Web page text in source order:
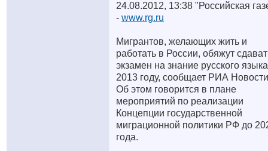
24.08.2012, 13:38 "Российская
- www.rg.ru
Мигрантов, желающих жить и
работать в России, обяжут
экзамен на знание русского
2013 году, сообщает РИА
Об этом говорится в плане
мероприятий по реализации
Концепции государственной
миграционной политики РФ до
года.